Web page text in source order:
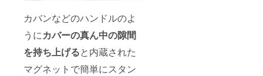
カバンなどのハンドルのよ
うにカバーの真ん中の隙間
を持ち上げると内蔵された
マグネットで簡単にスタン